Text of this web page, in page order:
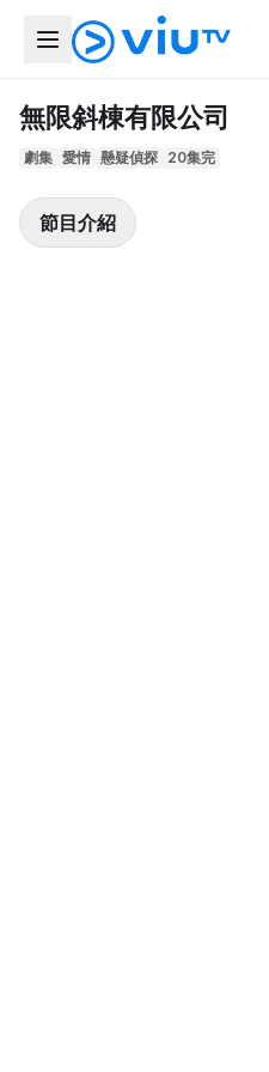
無限斜棟有限公司
劇集 愛情 懸疑偵探 20集完
節目介紹